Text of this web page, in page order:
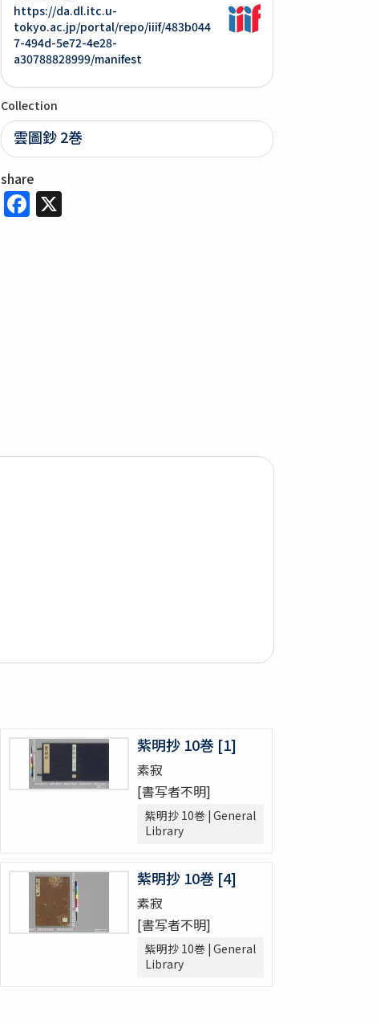
https://da.dl.itc.u-
tokyo.ac.jp/portal/repo/iiif/483b044
7-494d-5e72-4e28-
a30788828999/manifest
Collection
雲圖鈔 2巻
share
Facebook
X
紫明抄 10巻 [1]
素寂
[書写者不明]
紫明抄 10巻 | General
Library
紫明抄 10巻 [4]
素寂
[書写者不明]
紫明抄 10巻 | General
Library